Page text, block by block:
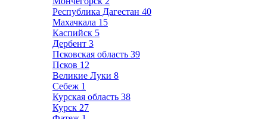
Республика Дагестан 40
Махачкала 15
Каспийск 5
Дербент 3
Псковская область 39
Псков 12
Великие Луки 8
Себеж 1
Курская область 38
Курск 27